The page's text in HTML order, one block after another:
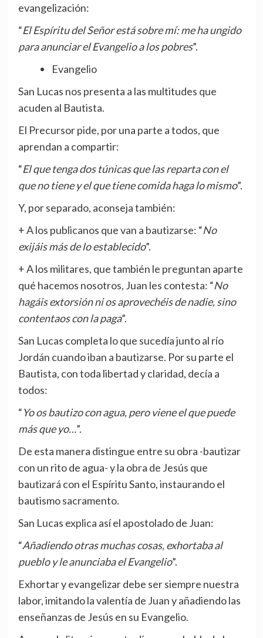
evangelización:
“El Espíritu del Señor está sobre mí: me ha ungido
para anunciar el Evangelio a los pobres”.
Evangelio
San Lucas nos presenta a las multitudes que
acuden al Bautista.
El Precursor pide, por una parte a todos, que
aprendan a compartir:
“El que tenga dos túnicas que las reparta con el
que no tiene y el que tiene comida haga lo mismo”.
Y, por separado, aconseja también:
+ A los publicanos que van a bautizarse: “No
exijáis más de lo establecido”.
+ A los militares, que también le preguntan aparte
qué hacemos nosotros, Juan les contesta: “No
hagáis extorsión ni os aprovechéis de nadie, sino
contentaos con la paga”.
San Lucas completa lo que sucedía junto al río
Jordán cuando iban a bautizarse. Por su parte el
Bautista, con toda libertad y claridad, decía a
todos:
“Yo os bautizo con agua, pero viene el que puede
más que yo…”.
De esta manera distingue entre su obra -bautizar
con un rito de agua- y la obra de Jesús que
bautizará con el Espíritu Santo, instaurando el
bautismo sacramento.
San Lucas explica así el apostolado de Juan:
“Añadiendo otras muchas cosas, exhortaba al
pueblo y le anunciaba el Evangelio”.
Exhortar y evangelizar debe ser siempre nuestra
labor, imitando la valentía de Juan y añadiendo las
enseñanzas de Jesús en su Evangelio.